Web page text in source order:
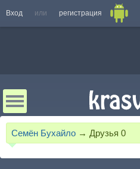
Вход или регистрация
Семён Бухайло → Друзья 0